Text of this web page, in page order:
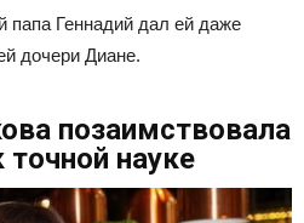
папа Геннадий дал ей даже
дочери Диане.
позаимствовала
точной науке